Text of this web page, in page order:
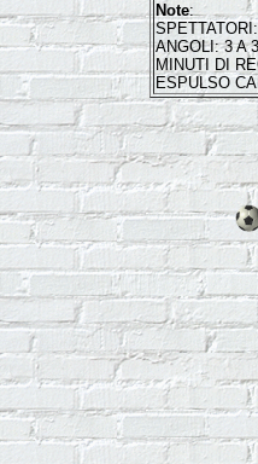
Note:
ANGOLI: 3 A 3
MINUTI DI
ESPULSO